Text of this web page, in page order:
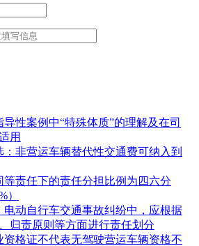
性案例中“特殊体质”的理解及在司
用
：非营运车辆替代性交通费可纳入到
等责任下的责任分担比例为四六分
）
电动自行车交通事故纠纷中，应根据
归责原则等方面进行责任划分
资格证不代表无驾驶营运车辆资格不